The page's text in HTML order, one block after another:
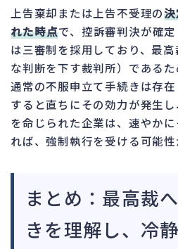
上告棄却または上告不受理の
れた時点で、控訴審判決が確
は三審制を採用しており、最
な判断を下す裁判所）である
通常の不服申立て手続きは存
すると直ちにその効力が発生
を命じられた企業は、速やか
れば、強制執行を受ける可能性
まとめ：最高裁
きを理解し、冷